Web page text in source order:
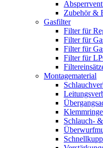
Zubehör &
Gasfilter
Filter für
Filter für
Filter für
Filter für
Montagematerial
Klemmringe
Schlauch-